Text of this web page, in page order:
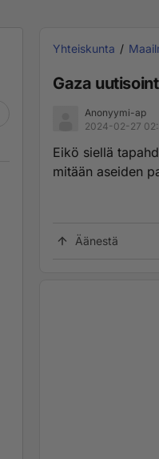
Yhteiskunta
Gaza
Anonyymi-ap
2024-02-27
Eikö siellä
mitään aseiden
Äänestä